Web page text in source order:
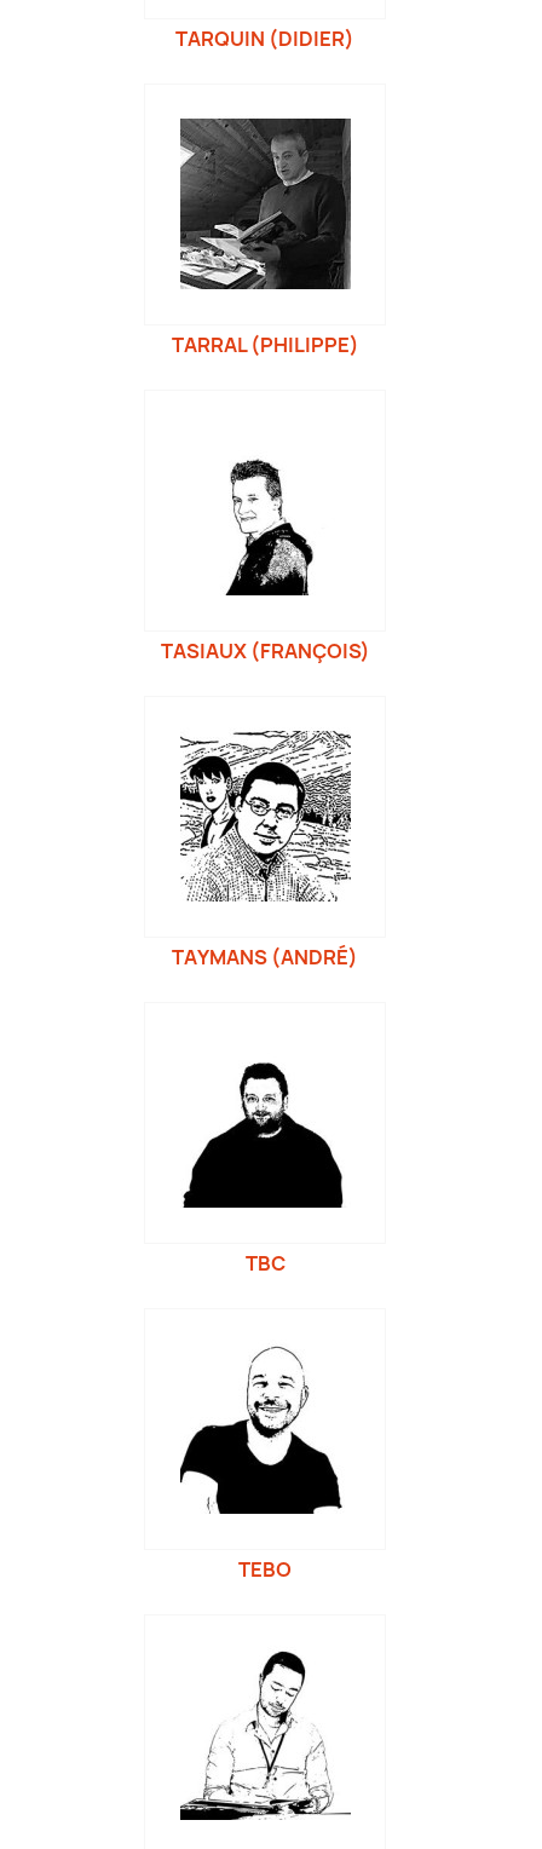
TARQUIN (DIDIER)
TARRAL (PHILIPPE)
TASIAUX (FRANÇOIS)
TAYMANS (ANDRÉ)
TBC
TEBO